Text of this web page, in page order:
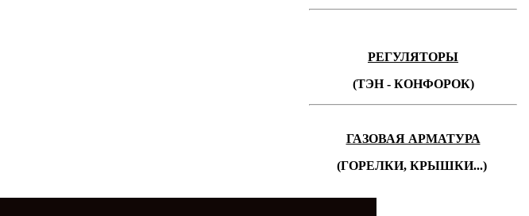
РЕГУЛЯТОРЫ
(ТЭН - КОНФОРОК)
ГАЗОВАЯ АРМАТУРА
(ГОРЕЛКИ, КРЫШКИ...)